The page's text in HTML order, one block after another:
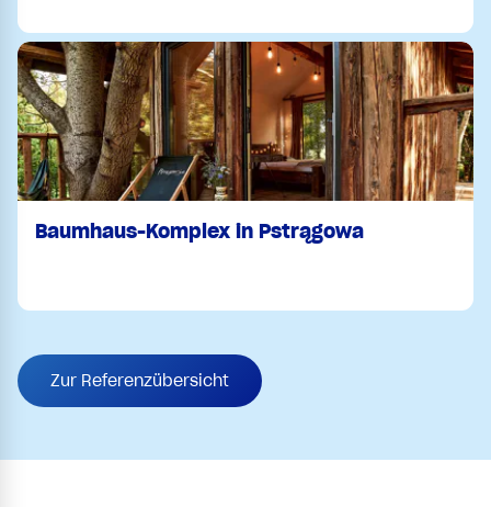
Baumhaus-Komplex in Pstrągowa
Zur Referenzübersicht